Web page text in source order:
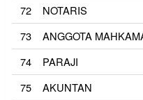
72
NOTARIS
73
ANGGOTA
74
PARAJI
75
AKUNTAN